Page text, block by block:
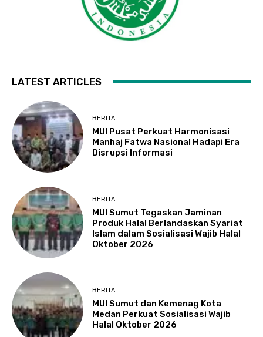
LATEST ARTICLES
BERITA
MUI Pusat Perkuat Harmonisasi
Manhaj Fatwa Nasional Hadapi Era
Disrupsi Informasi
BERITA
MUI Sumut Tegaskan Jaminan
Produk Halal Berlandaskan Syariat
Islam dalam Sosialisasi Wajib Halal
Oktober 2026
BERITA
MUI Sumut dan Kemenag Kota
Medan Perkuat Sosialisasi Wajib
Halal Oktober 2026